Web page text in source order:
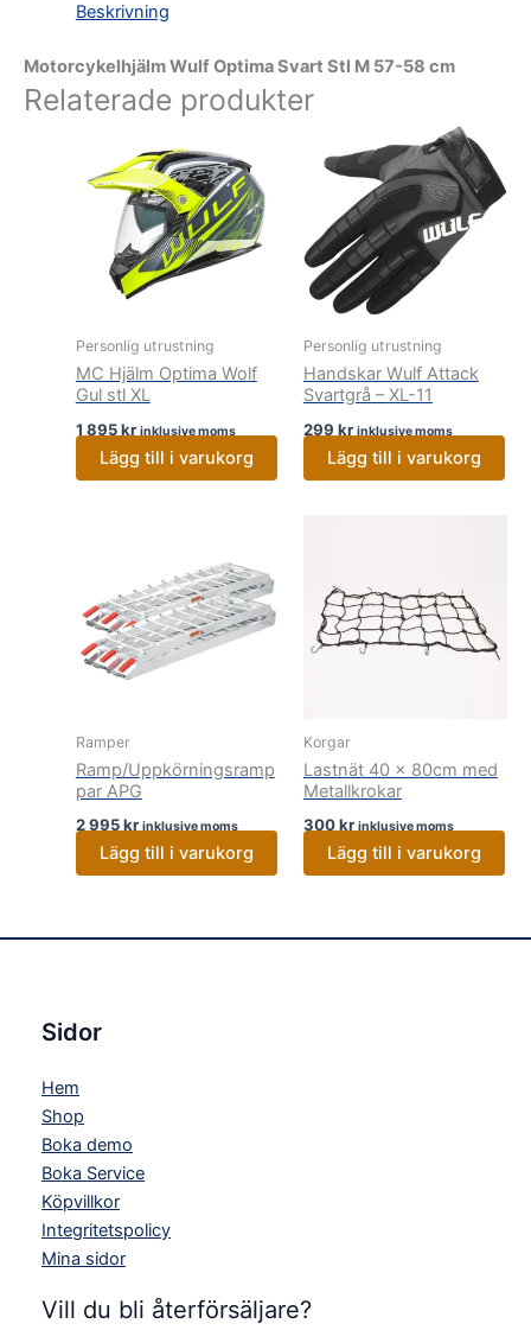
Beskrivning
Motorcykelhjälm Wulf Optima Svart Stl M 57-58 cm
Relaterade produkter
Personlig utrustning
MC Hjälm Optima Wolf
Gul stl XL
1 895kr inklusive moms
Lägg till i varukorg
Personlig utrustning
Handskar Wulf Attack
Svartgrå – XL-11
299 kr inklusive moms
Lägg till i varukorg
Ramper
Ramp/Uppkörningsramp
par APG
2 995kr inklusive moms
Lägg till i varukorg
Korgar
Lastnät 40 x 80cm med
Metallkrokar
300kr inklusive moms
Lägg till i varukorg
Sidor
Hem
Shop
Boka demo
Boka Service
Köpvillkor
Integritetspolicy
Mina sidor
Vill du bli återförsäljare?